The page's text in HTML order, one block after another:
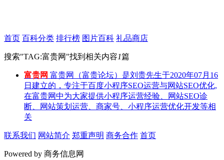
首页 百科分类 排行榜 图片百科 礼品商店
搜索"TAG:富贵网 "找到相关内容1篇
富贵网 富贵网（富贵论坛）是刘贵先生于2020年07月16
日建立的，专注于百度小程序SEO运营与网站SEO优化,
在富贵网中为大家提供小程序运营经验、网站SEO诊
断、网站策划运营、商家号、小程序运营优化开发等相
关
联系我们 网站简介 郑重声明 商务合作 首页
Powered by 商务信息网